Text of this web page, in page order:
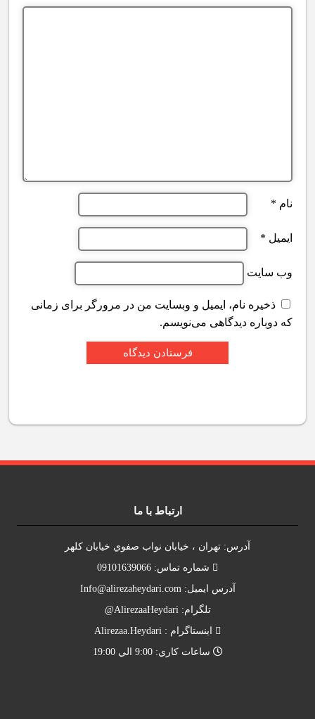
نام *
ایمیل *
وب‌ سایت
ذخیره نام، ایمیل و وبسایت من در مرورگر برای زمانی
که دوباره دیدگاهی می‌نویسم.
ارتباط با ما
آدرس: تهران ، خيابان نواب صفوي خيابان کلهر
شماره تماس: 09101639066
آدرس ايميل: Info@alirezaheydari.com
تلگرام: AlirezaaHeydari@
اينستاگرام : Alirezaa.Heydari
ساعات کاري: 9:00 الي 19:00